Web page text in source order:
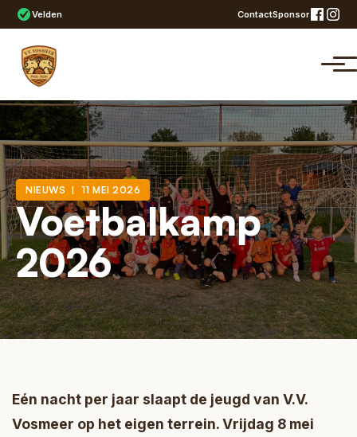
Velden ContactSponsor
NIEUWS | 11 MEI 2026
Voetbalkamp
2026
Eén nacht per jaar slaapt de jeugd van V.V.
Vosmeer op het eigen terrein. Vrijdag 8 mei